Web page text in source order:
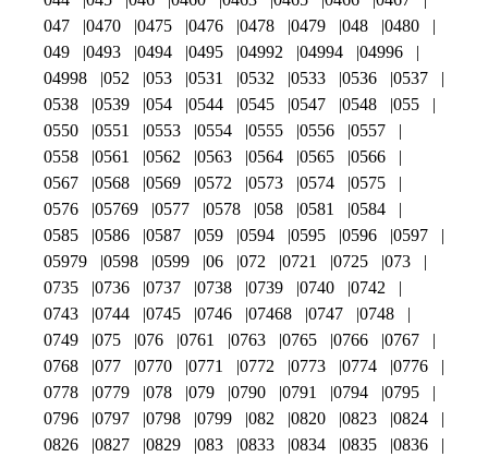
047
0470 0475 0476 0478 0479 048
0480
049
0493 0494 0495 04992 04994
04996
04998
052 053 0531 0532 0533 0536
0537
0538
0539 054 0544 0545 0547 0548
055
0550
0551 0553 0554 0555 0556
0557
0558
0561 0562 0563 0564 0565
0566
0567
0568 0569 0572 0573 0574
0575
0576
05769 0577 0578 058 0581
0584
0585
0586 0587 059 0594 0595 0596
0597
05979
0598 0599 06 072 0721 0725
073
0735
0736 0737 0738 0739 0740
0742
0743
0744 0745 0746 07468 0747
0748
0749
075 076 0761 0763 0765 0766
0767
0768
077 0770 0771 0772 0773 0774
0776
0778
0779 078 079 0790 0791 0794
0795
0796
0797 0798 0799 082 0820 0823
0824
0826
0827 0829 083 0833 0834 0835
0836